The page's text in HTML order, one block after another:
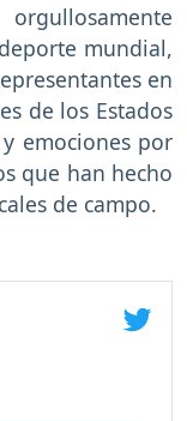
mundial,
en
de los Estados
emociones por
que han hecho
de campo.